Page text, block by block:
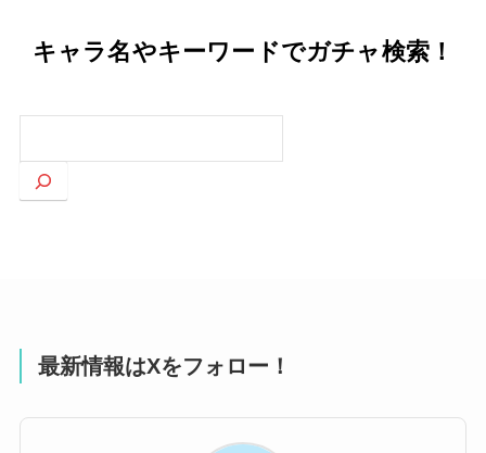
キャラ名やキーワードでガチャ検索！
索
最新情報はXをフォロー！